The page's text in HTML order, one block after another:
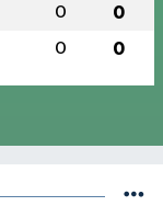
0 0
0 0